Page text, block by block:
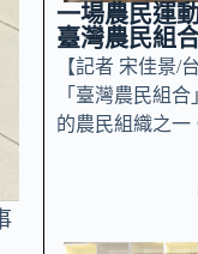
一場農民運
臺灣農民組
【記者 宋佳景/
「臺灣農民組
的農民組織之